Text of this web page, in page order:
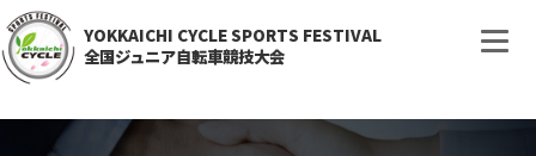
YOKKAICHI CYCLE SPORTS FESTIVAL
全国ジュニア自転車競技大会